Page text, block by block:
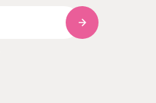
Abonneer u op